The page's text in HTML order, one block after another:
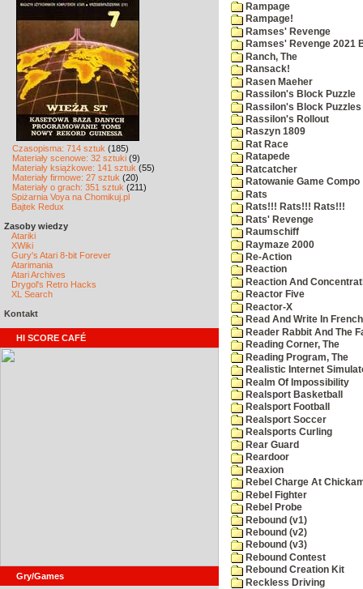
Czasopisma: 714 sztuk (185)
Materiały scenowe: 32 sztuki (9)
Materiały książkowe: 141 sztuk (55)
Materiały firmowe: 27 sztuk (20)
Materiały o grach: 351 sztuk (211)
Spiżarnia Voya na Chomikuj.pl
Bajtek Redux
Zasoby wiedzy
Atariki
XWiki
Gury's Atari 8-bit Forever
Atarimania
Atari Archives
Drygol's Retro Hacks
XL Search
Kontakt
HI SCORE CAFÉ
Gry/Games
Rampage
Rampage!
Ramses' Revenge
Ramses' Revenge 2021
Ranch, The
Ransack!
Rasen Maeher
Rassilon's Block Puzzle
Rassilon's Block Puzzles
Rassilon's Rollout
Raszyn 1809
Rat Race
Ratapede
Ratcatcher
Ratowanie Game Compo
Rats
Rats!!! Rats!!! Rats!!!
Rats' Revenge
Raumschiff
Raymaze 2000
Re-Action
Reaction
Reaction And
Reactor Five
Reactor-X
Read And Write In
Reader Rabbit And The
Reading Corner, The
Reading Program, The
Realistic Internet
Realm Of Impossibility
Realsport Basketball
Realsport Football
Realsport Soccer
Realsports Curling
Rear Guard
Reardoor
Reaxion
Rebel Charge At
Rebel Fighter
Rebel Probe
Rebound (v1)
Rebound (v2)
Rebound (v3)
Rebound Contest
Rebound Creation Kit
Reckless Driving